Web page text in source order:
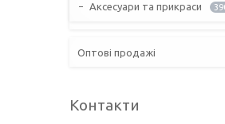
Аксесуари та прикраси
Оптові продажі
Контакти